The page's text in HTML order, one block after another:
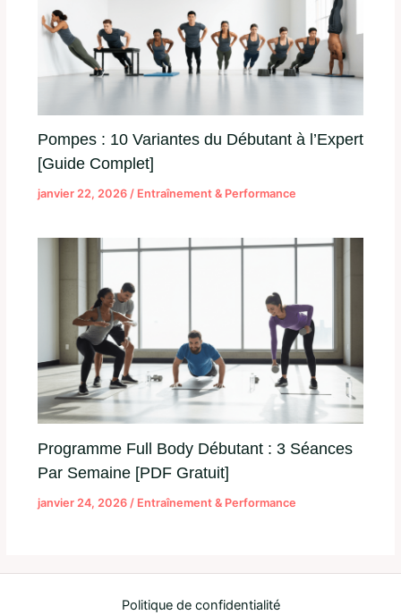
Pompes : 10 Variantes du Débutant à l’Expert
[Guide Complet]
janvier 22, 2026 / Entraînement & Performance
Programme Full Body Débutant : 3 Séances
Par Semaine [PDF Gratuit]
janvier 24, 2026 / Entraînement & Performance
Politique de confidentialité